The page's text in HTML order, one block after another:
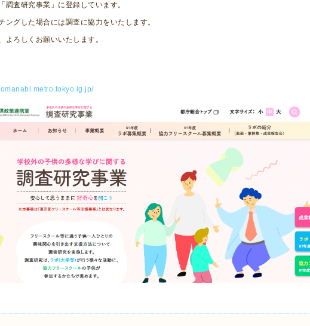
調査研究事業」に登録しています。
ングした場合には調査に協力をいたします。
よろしくお願いいたします。